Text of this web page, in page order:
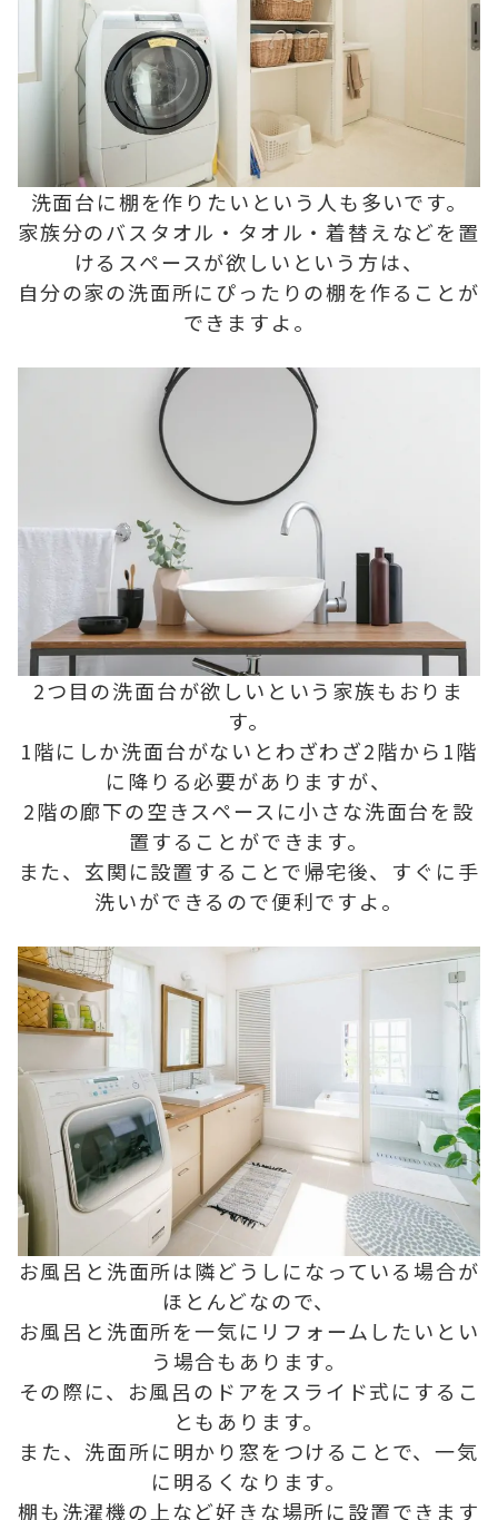
洗面台に棚を作りたいという人も多いです。
家族分のバスタオル・タオル・着替えなどを置
けるスペースが欲しいという方は、
自分の家の洗面所にぴったりの棚を作ることが
できますよ。
2つ目の洗面台が欲しいという家族もおりま
す。
1階にしか洗面台がないとわざわざ2階から1階
に降りる必要がありますが、
2階の廊下の空きスペースに小さな洗面台を設
置することができます。
また、玄関に設置することで帰宅後、すぐに手
洗いができるので便利ですよ。
お風呂と洗面所は隣どうしになっている場合が
ほとんどなので、
お風呂と洗面所を一気にリフォームしたいとい
う場合もあります。
その際に、お風呂のドアをスライド式にするこ
ともあります。
また、洗面所に明かり窓をつけることで、一気
に明るくなります。
棚も洗濯機の上など好きな場所に設置できます